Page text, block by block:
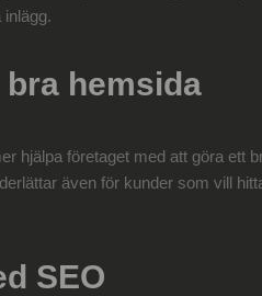
bra hemsida
hjälpa företaget med att göra ett
även för kunder som vill
SEO